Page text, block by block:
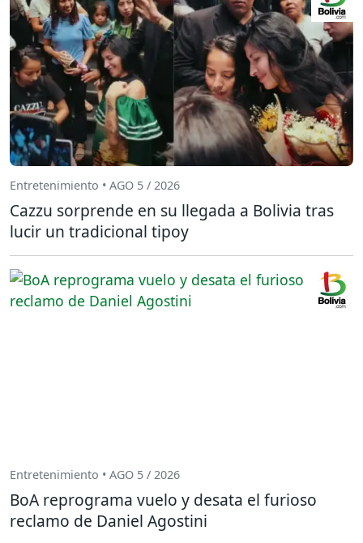
Entretenimiento • AGO 5 / 2026
Cazzu sorprende en su llegada a Bolivia tras
lucir un tradicional tipoy
Entretenimiento • AGO 5 / 2026
BoA reprograma vuelo y desata el furioso
reclamo de Daniel Agostini